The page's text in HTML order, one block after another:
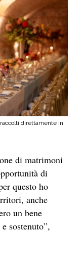
direttamente in
di matrimoni
di
questo ho
anche
un bene
sostenuto”,